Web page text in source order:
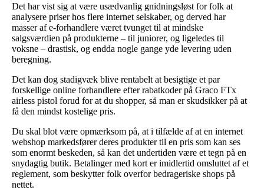
Det har vist sig at være usædvanlig gnidningsløst for folk at
analysere priser hos flere internet selskaber, og derved har
masser af e-forhandlere været tvunget til at mindske
salgsværdien på produkterne – til juniorer, og ligeledes til
voksne – drastisk, og endda nogle gange yde levering uden
beregning.
Det kan dog stadigvæk blive rentabelt at besigtige et par
forskellige online forhandlere efter rabatkoder på Graco FTx
airless pistol forud for at du shopper, så man er skudsikker på at
få den mindst kostelige pris.
Du skal blot være opmærksom på, at i tilfælde af at en internet
webshop markedsfører deres produkter til en pris som kan ses
som enormt beskeden, så kan det undertiden være et tegn på en
snydagtig butik. Betalinger med kort er imidlertid omsluttet af et
reglement, som beskytter folk overfor bedrageriske shops på
nettet.